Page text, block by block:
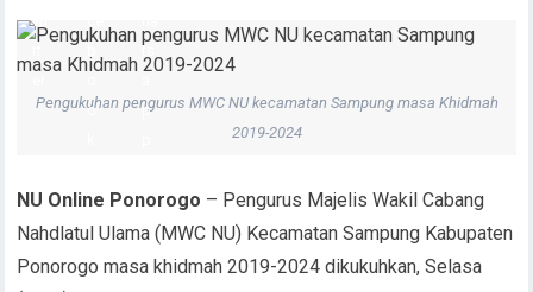
Pengukuhan pengurus MWC NU kecamatan Sampung masa Khidmah
2019-2024
NU Online Ponorogo – Pengurus Majelis Wakil Cabang
Nahdlatul Ulama (MWC NU) Kecamatan Sampung Kabupaten
Ponorogo masa khidmah 2019-2024 dikukuhkan, Selasa